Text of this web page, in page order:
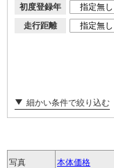
初度登録年
走行距離
細かい条件で絞り込む
写真 本体価格